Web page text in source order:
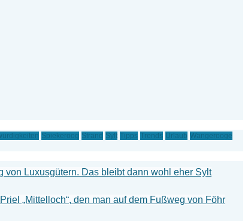
Spiekeroog Strand Sylt Tipps Trends Urlaub Wangerooge
Luxusgütern. Das bleibt dann wohl eher Sylt
„Mittelloch“, den man auf dem Fußweg von Föhr